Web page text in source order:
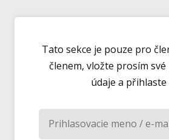
Tato sekce je pouze pro
členem, vložte prosím
údaje a přihlaste